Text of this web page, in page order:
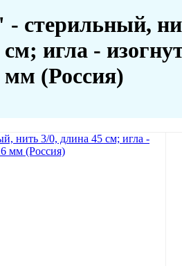
- стерильный,
игла -
мм (Россия)